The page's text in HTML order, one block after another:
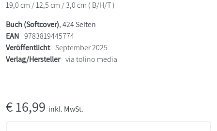
19,0 cm / 12,5 cm / 3,0 cm ( B/H/T )
Buch (Softcover), 424 Seiten
EAN 9783819445774
Veröffentlicht September 2025
Verlag/Hersteller via tolino media
€16,99 inkl. MwSt.